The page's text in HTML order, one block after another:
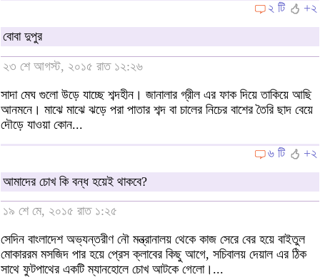
২ টি
+২
বোবা দুপুর
২৩ শে আগস্ট, ২০১৫ রাত ১২:২৬
সাদা মেঘ গুলো উড়ে যাচ্ছে শব্দহীন। জানালার গ্রীল এর ফাক দিয়ে তাকিয়ে আছি
আনমনে। মাঝে মাঝে ঝড়ে পরা পাতার শব্দ বা চালের নিচের বাশের তৈরি ছাদ বেয়ে
দৌড়ে যাওয়া কোন...
৬ টি
+২
আমাদের চোখ কি বন্ধ হয়েই থাকবে?
১৯ শে মে, ২০১৫ রাত ১:২৫
সেদিন বাংলাদেশ অভ্যন্তরীণ নৌ মন্ত্রানালয় থেকে কাজ সেরে বের হয়ে বাইতুল
মোকাররম মসজিদ পার হয়ে প্রেস ক্লাবের কিছু আগে, সচিবালয় দেয়াল এর ঠিক
সাথে ফুটপাথের একটি ম্যানহোলে চোখ আটকে গেলো।...